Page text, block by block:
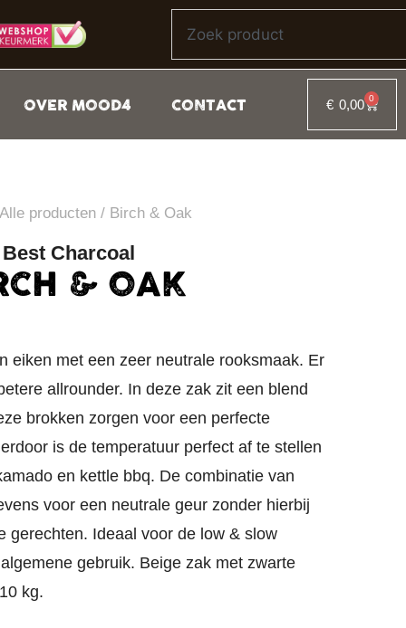
OVER MOOD4 CONTACT € 0,00 0
Alle producten / Birch & Oak
Best Charcoal
& OAK
eiken met een zeer neutrale rooksmaak. Er
allrounder. In deze zak zit een blend
brokken zorgen voor een perfecte
is de temperatuur perfect af te stellen
en kettle bbq. De combinatie van
voor een neutrale geur zonder hierbij
gerechten. Ideaal voor de low & slow
gebruik. Beige zak met zwarte
kg.